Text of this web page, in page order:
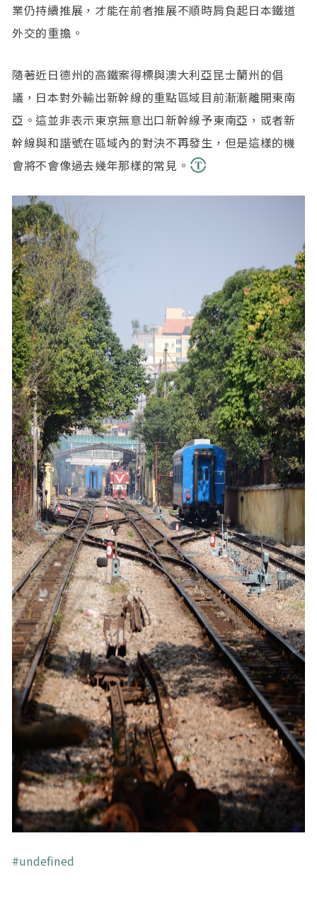
業仍持續推展，才能在前者推展不順時肩負起日本鐵道
外交的重擔。
隨著近日德州的高鐵案得標與澳大利亞昆士蘭州的倡
議，日本對外輸出新幹線的重點區域目前漸漸離開東南
亞。這並非表示東京無意出口新幹線予東南亞，或者新
幹線與和諧號在區域內的對決不再發生，但是這樣的機
會將不會像過去幾年那樣的常見。
關鍵字
undefined